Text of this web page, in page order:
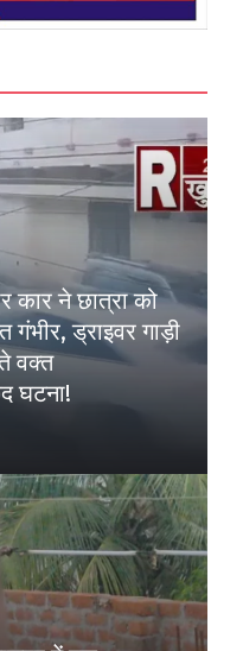
कार ने छात्रा को
गंभीर, ड्राइवर गाड़ी
वक्त
घटना!